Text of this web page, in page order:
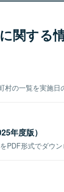
関する
村の一覧を実施日
年度版）
PDF形式でダウン